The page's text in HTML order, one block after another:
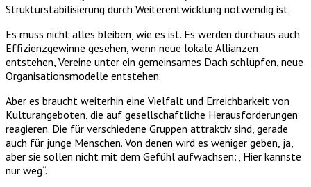
Strukturstabilisierung durch Weiterentwicklung notwendig ist.
Es muss nicht alles bleiben, wie es ist. Es werden durchaus auch
Effizienzgewinne gesehen, wenn neue lokale Allianzen
entstehen, Vereine unter ein gemeinsames Dach schlüpfen, neue
Organisationsmodelle entstehen.
Aber es braucht weiterhin eine Vielfalt und Erreichbarkeit von
Kulturangeboten, die auf gesellschaftliche Herausforderungen
reagieren. Die für verschiedene Gruppen attraktiv sind, gerade
auch für junge Menschen. Von denen wird es weniger geben, ja,
aber sie sollen nicht mit dem Gefühl aufwachsen: „Hier kannste
nur weg“.